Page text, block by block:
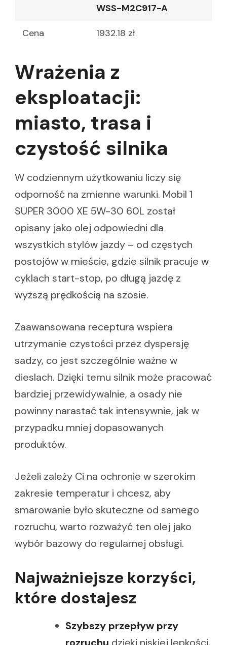
WSS-M2C917-A
Cena 1932.18 zł
Wrażenia z
eksploatacji:
miasto, trasa i
czystość silnika
W codziennym użytkowaniu liczy się
odporność na zmienne warunki. Mobil 1
SUPER 3000 XE 5W-30 60L został
opisany jako olej odpowiedni dla
wszystkich stylów jazdy – od częstych
postojów w mieście, gdzie silnik pracuje w
cyklach start-stop, po długą jazdę z
wyższą prędkością na szosie.
Zaawansowana receptura wspiera
utrzymanie czystości przez dyspersję
sadzy, co jest szczególnie ważne w
dieslach. Dzięki temu silnik może pracować
bardziej przewidywalnie, a osady nie
powinny narastać tak intensywnie, jak w
przypadku mniej dopasowanych
produktów.
Jeżeli zależy Ci na ochronie w szerokim
zakresie temperatur i chcesz, aby
smarowanie było skuteczne od samego
rozruchu, warto rozważyć ten olej jako
wybór bazowy do regularnej obsługi.
Najważniejsze korzyści,
które dostajesz
Szybszy przepływ przy